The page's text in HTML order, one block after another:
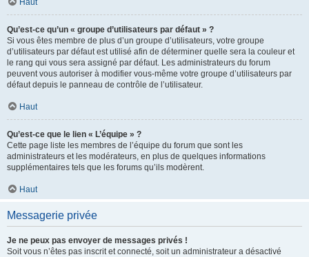
Haut
Qu’est-ce qu’un « groupe d’utilisateurs par défaut » ?
Si vous êtes membre de plus d’un groupe d’utilisateurs, votre groupe
d’utilisateurs par défaut est utilisé afin de déterminer quelle sera la couleur et
le rang qui vous sera assigné par défaut. Les administrateurs du forum
peuvent vous autoriser à modifier vous-même votre groupe d’utilisateurs par
défaut depuis le panneau de contrôle de l’utilisateur.
Haut
Qu’est-ce que le lien « L’équipe » ?
Cette page liste les membres de l’équipe du forum que sont les
administrateurs et les modérateurs, en plus de quelques informations
supplémentaires tels que les forums qu’ils modèrent.
Haut
Messagerie privée
Je ne peux pas envoyer de messages privés !
Soit vous n’êtes pas inscrit et connecté, soit un administrateur a désactivé